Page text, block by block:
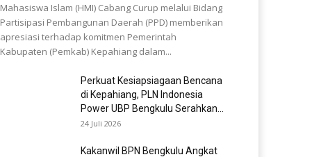
Mahasiswa Islam (HMI) Cabang Curup melalui Bidang
Partisipasi Pembangunan Daerah (PPD) memberikan
apresiasi terhadap komitmen Pemerintah
Kabupaten (Pemkab) Kepahiang dalam...
Perkuat Kesiapsiagaan Bencana
di Kepahiang, PLN Indonesia
Power UBP Bengkulu Serahkan...
24 Juli 2026
Kakanwil BPN Bengkulu Angkat